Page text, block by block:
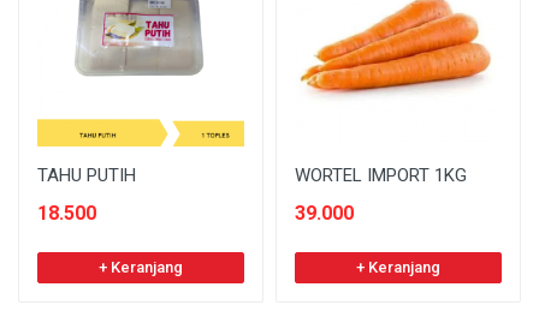
TAHU PUTIH
18.500
+ Keranjang
WORTEL IMPORT 1KG
39.000
+ Keranjang